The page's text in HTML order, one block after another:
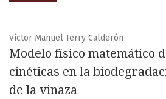
Víctor Manuel Terry Calderón
Modelo físico matemático
cinéticas en la
de la vinaza